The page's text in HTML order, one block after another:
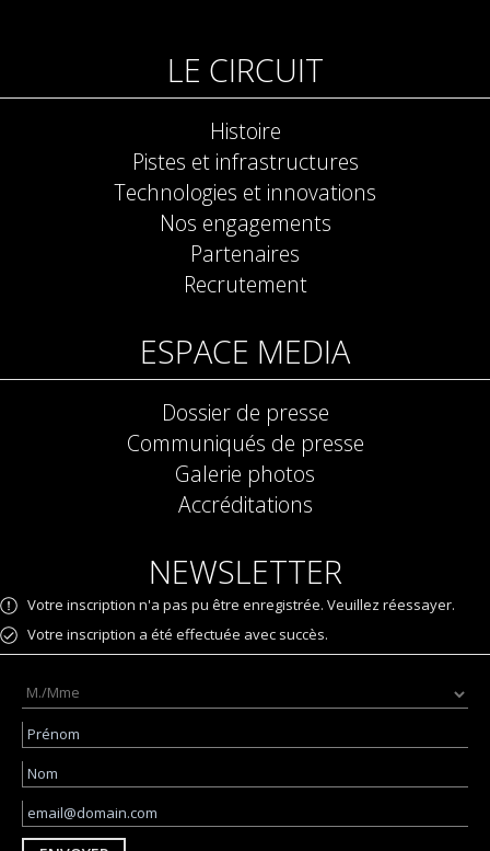
LE CIRCUIT
Histoire
Pistes et infrastructures
Technologies et innovations
Nos engagements
Partenaires
Recrutement
ESPACE MEDIA
Dossier de presse
Communiqués de presse
Galerie photos
Accréditations
NEWSLETTER
Votre inscription n'a pas pu être enregistrée. Veuillez réessayer.
Votre inscription a été effectuée avec succès.